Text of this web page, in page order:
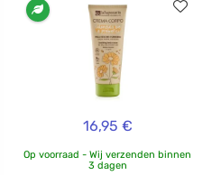
16,95 €
Op voorraad - Wij verzenden binnen
3 dagen